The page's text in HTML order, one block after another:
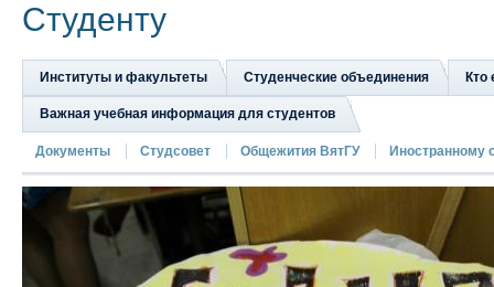
Студенту
Институты и факультеты Студенческие объединения Кто
Важная учебная информация для студентов
Документы Студсовет Общежития ВятГУ Иностранному